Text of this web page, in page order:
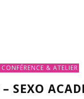
CONFÉRENCE & ATELIER
SEXO